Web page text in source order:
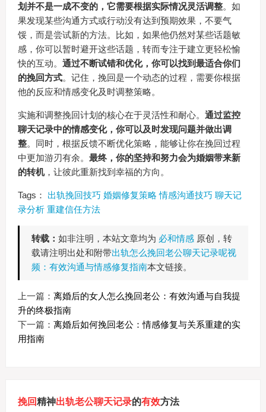
划并不是一成不变的，它需要根据实际情况灵活调整。如
果发现某些沟通方式或行动没有达到预期效果，不要气
馁，而是尝试新的方法。比如，如果他仍然对某些话题敏
感，你可以暂时避开这些话题，转而专注于建立更轻松愉
快的互动。 通过不断试错和优化，你可以找到最适合你们
的挽回方式。记住，挽回是一个动态的过程，需要你根据
他的反应和情感变化及时调整策略。
实施和调整挽回计划的核心在于灵活性和耐心。 通过监控
聊天记录中的情感变化，你可以及时发现问题并做出调
整。同时，根据反馈不断优化策略，能够让你在挽回过程
中更加游刃有余。 最终，你的坚持和努力会为婚姻带来新
的转机，让彼此重新找到幸福的方向。
Tags： 出轨挽回技巧 婚姻修复策略 情感沟通技巧 聊天记
录分析 重建信任方法
转载： 如非注明，本站文章均为 必和情感原创，转
载请注明出处和附带出轨怎么挽回老公聊天记录呢视
频：有效沟通与情感修复指南本文链接。
上一篇： 离婚后的女人怎么挽回老公：有效沟通与自我提
升的终极指南
下一篇： 离婚后如何挽回老公：情感修复与关系重建的实
用指南
挽回精神出轨老公聊天记录的有效方法